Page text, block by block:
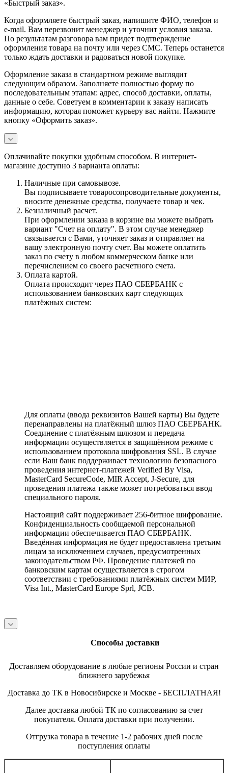
«Быстрый заказ».
Когда оформляете быстрый заказ, напишите ФИО, телефон и
e-mail. Вам перезвонит менеджер и уточнит условия заказа.
По результатам разговора вам придет подтверждение
оформления товара на почту или через СМС. Теперь останется
только ждать доставки и радоваться новой покупке.
Оформление заказа в стандартном режиме выглядит
следующим образом. Заполняете полностью форму по
последовательным этапам: адрес, способ доставки, оплаты,
данные о себе. Советуем в комментарии к заказу написать
информацию, которая поможет курьеру вас найти. Нажмите
кнопку «Оформить заказ».
Оплачивайте покупки удобным способом. В интернет-
магазине доступно 3 варианта оплаты:
Наличные при самовывозе.
Вы подписываете товаросопроводительные документы,
вносите денежные средства, получаете товар и чек.
Безналичный расчет.
При оформлении заказа в корзине вы можете выбрать
вариант "Счет на оплату". В этом случае менеджер
связывается с Вами, уточняет заказ и отправляет на
вашу электронную почту счет. Вы можете оплатить
заказ по счету в любом коммерческом банке или
перечислением со своего расчетного счета.
Оплата картой.
Оплата происходит через ПАО СБЕРБАНК с
использованием банковских карт следующих
платёжных систем:
Для оплаты (ввода реквизитов Вашей карты) Вы будете
перенаправлены на платёжный шлюз ПАО СБЕРБАНК.
Соединение с платёжным шлюзом и передача
информации осуществляется в защищённом режиме с
использованием протокола шифрования SSL. В случае
если Ваш банк поддерживает технологию безопасного
проведения интернет-платежей Verified By Visa,
MasterCard SecureCode, MIR Accept, J-Secure, для
проведения платежа также может потребоваться ввод
специального пароля.
Настоящий сайт поддерживает 256-битное шифрование.
Конфиденциальность сообщаемой персональной
информации обеспечивается ПАО СБЕРБАНК.
Введённая информация не будет предоставлена третьим
лицам за исключением случаев, предусмотренных
законодательством РФ. Проведение платежей по
банковским картам осуществляется в строгом
соответствии с требованиями платёжных систем МИР,
Visa Int., MasterCard Europe Sprl, JCB.
Способы доставки
Доставляем оборудование в любые регионы России и стран
ближнего зарубежья
Доставка до ТК в Новосибирске и Москве - БЕСПЛАТНАЯ!
Далее доставка любой ТК по согласованию за счет
покупателя. Оплата доставки при получении.
Отгрузка товара в течение 1-2 рабочих дней после
поступления оплаты